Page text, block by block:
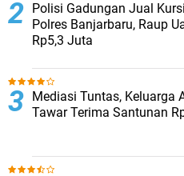
Polisi Gadungan Jual
Polres Banjarbaru, Raup
Rp5,3 Juta
Mediasi Tuntas, Keluarga
Tawar Terima Santunan